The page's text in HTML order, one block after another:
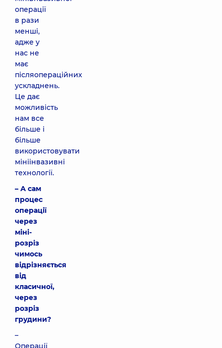
операції
в рази
менші,
адже у
нас не
має
післяопераційних
ускладнень.
Це дає
можливість
нам все
більше і
більше
використовувати
мініінвазивні
технології.
– А сам
процес
операції
через
міні-
розріз
чимось
відрізняється
від
класичної,
через
розріз
грудини?
–
Операції